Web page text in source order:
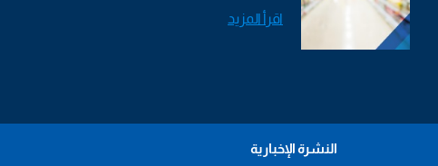
اقرأ المزيد
النشرة الإخبارية